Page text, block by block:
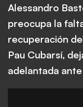
Alessandro
preocupa la
recuperación
Pau Cubarsí,
adelantada